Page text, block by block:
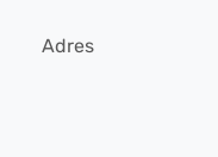
Adres